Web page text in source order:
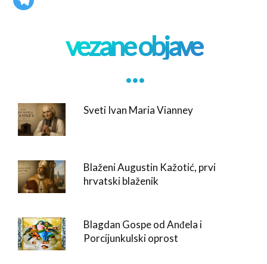
vezane objave
. . .
Sveti Ivan Maria Vianney
Blaženi Augustin Kažotić, prvi
hrvatski blaženik
Blagdan Gospe od Anđela i
Porcijunkulski oprost